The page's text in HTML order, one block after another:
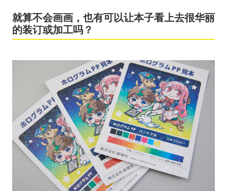
就算不会画画，也有可以让本子看上去很华丽
的装订或加工吗？